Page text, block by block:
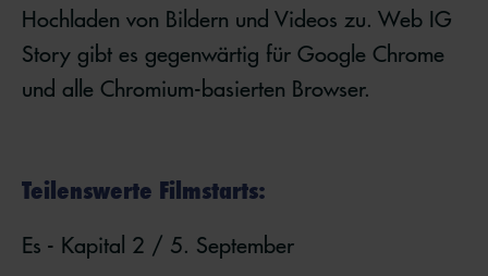
Hochladen von Bildern und Videos zu. Web IG
Story gibt es gegenwärtig für Google Chrome
und alle Chromium-basierten Browser.
Teilenswerte Filmstarts:
Es - Kapital 2 / 5. September